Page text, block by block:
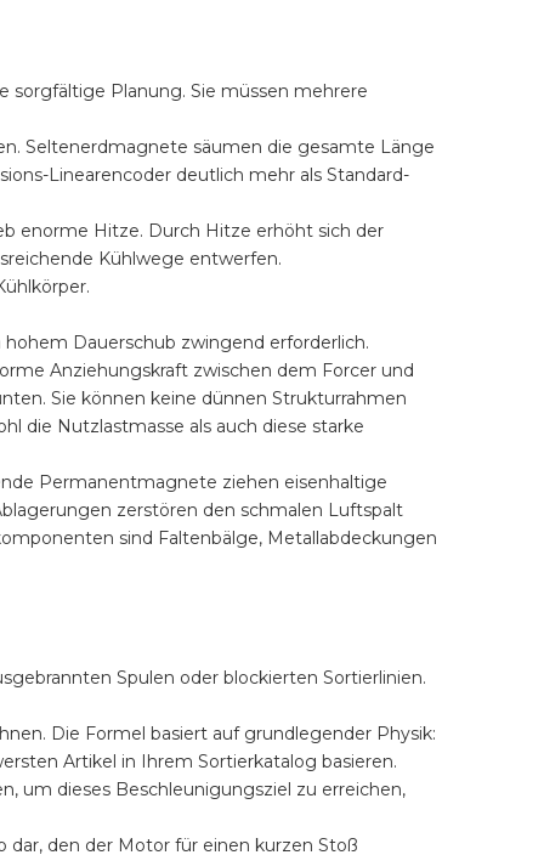
sorgfältige Planung. Sie müssen mehrere
Seltenerdmagnete säumen die gesamte Länge
Linearencoder deutlich mehr als Standard-
enorme Hitze. Durch Hitze erhöht sich der
Kühlwege entwerfen.
Dauerschub zwingend erforderlich.
Anziehungskraft zwischen dem Forcer und
Sie können keine dünnen Strukturrahmen
die Nutzlastmasse als auch diese starke
Permanentmagnete ziehen eisenhaltige
zerstören den schmalen Luftspalt
sind Faltenbälge, Metallabdeckungen
Spulen oder blockierten Sortierlinien.
Die Formel basiert auf grundlegender Physik:
Artikel in Ihrem Sortierkatalog basieren.
um dieses Beschleunigungsziel zu erreichen,
dar, den der Motor für einen kurzen Stoß